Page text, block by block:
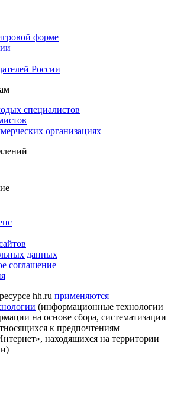
форме
России
специалистов
организациях
данных
соглашение
hh.ru применяются
(информационные технологии
на основе сбора, систематизации
к предпочтениям
находящихся на территории